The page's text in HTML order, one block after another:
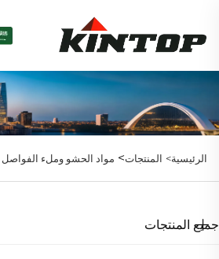
الرئيسية> المنتجات> مواد الحشو وملء الفواصل
جميع المنتجات